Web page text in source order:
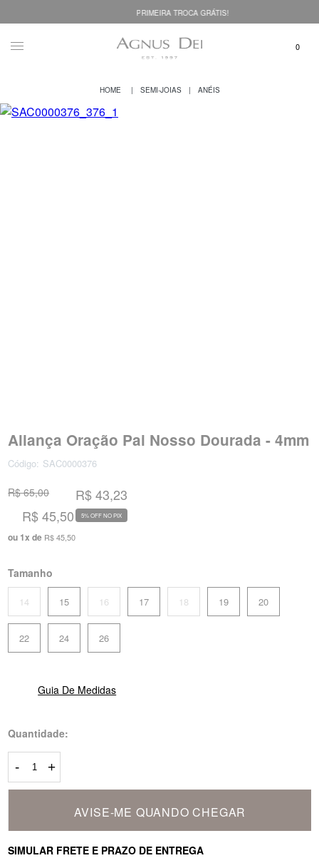
PRIMEIRA TROCA GRÁTIS!
SEMI-JOIAS ANÉIS
Aliança Oração Pai Nosso Dourada - 4mm
Código: SAC0000376
R$ 65,00
R$ 45,50
ou 1x de R$ 45,50
R$ 43,23
5% OFF NO PIX
Tamanho
14 15 16 17 18 19 20
22 24 26
Guia De Medidas
Quantidade:
- +
AVISE-ME QUANDO CHEGAR
SIMULAR FRETE E PRAZO DE ENTREGA